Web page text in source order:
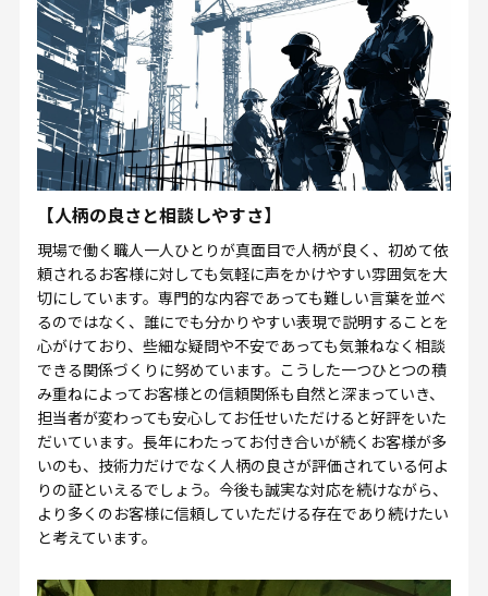
【人柄の良さと相談しやすさ】
現場で働く職人一人ひとりが真面目で人柄が良く、初めて依
頼されるお客様に対しても気軽に声をかけやすい雰囲気を大
切にしています。専門的な内容であっても難しい言葉を並べ
るのではなく、誰にでも分かりやすい表現で説明することを
心がけており、些細な疑問や不安であっても気兼ねなく相談
できる関係づくりに努めています。こうした一つひとつの積
み重ねによってお客様との信頼関係も自然と深まっていき、
担当者が変わっても安心してお任せいただけると好評をいた
だいています。長年にわたってお付き合いが続くお客様が多
いのも、技術力だけでなく人柄の良さが評価されている何よ
りの証といえるでしょう。今後も誠実な対応を続けながら、
より多くのお客様に信頼していただける存在であり続けたい
と考えています。